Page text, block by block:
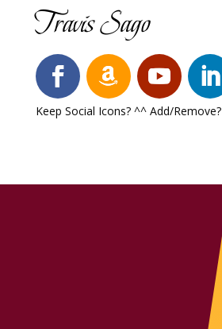
Travis Sago
Keep Social Icons? ^^ Add/Remove?